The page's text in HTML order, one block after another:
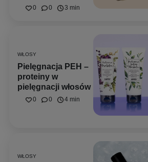
0 0 3 min
WŁOSY
Pielęgnacja PEH –
proteiny w
pielęgnacji włosów
0 0 4 min
WŁOSY